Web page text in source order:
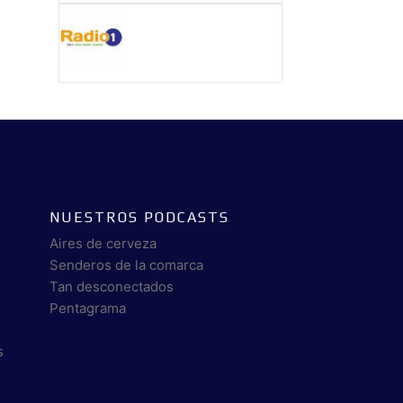
NUESTROS PODCASTS
Aires de cerveza
Senderos de la comarca
Tan desconectados
Pentagrama